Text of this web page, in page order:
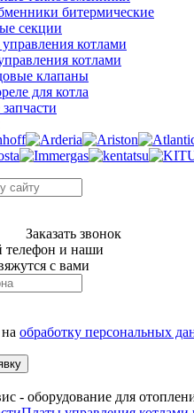
битермические
секции
котлами
котлами
клапаны
для котла
Заказать звонок
телефон и наши
с вами
обработку персональных
- оборудование для